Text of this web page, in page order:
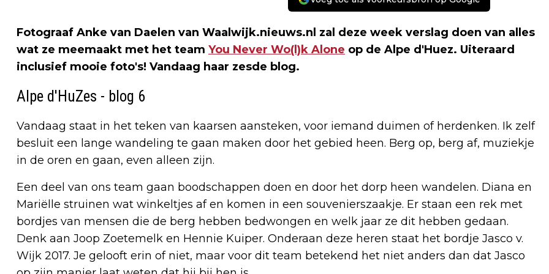
Fotograaf Anke van Daelen van Waalwijk.nieuws.nl zal deze week verslag doen van alles
wat ze meemaakt met het team You Never Wo(l)k Alone op de Alpe d'Huez. Uiteraard
inclusief mooie foto's! Vandaag haar zesde blog.
Alpe d'HuZes - blog 6
Vandaag staat in het teken van kaarsen aansteken, voor iemand duimen of herdenken. Ik zelf
besluit een lange wandeling te gaan maken door het gebied heen. Berg op, berg af, muziekje
in de oren en gaan, even alleen zijn.
Een deel van ons team gaan boodschappen doen en door het dorp heen wandelen. Diana en
Mariëlle struinen wat winkeltjes af en komen in een souvenierszaakje. Er staan een rek met
bordjes van mensen die de berg hebben bedwongen en welk jaar ze dit hebben gedaan.
Denk aan Joop Zoetemelk en Hennie Kuiper. Onderaan deze heren staat het bordje Jasco v.
Wijk 2017. Je gelooft erin of niet, maar voor dit team betekend het niet anders dan dat Jasco